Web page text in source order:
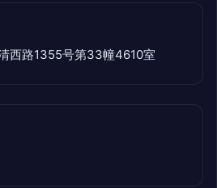
西路1355号第33幢4610室